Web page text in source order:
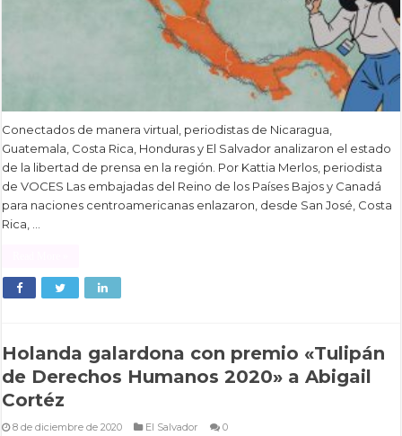
Conectados de manera virtual, periodistas de Nicaragua,
Guatemala, Costa Rica, Honduras y El Salvador analizaron el estado
de la libertad de prensa en la región. Por Kattia Merlos, periodista
de VOCES Las embajadas del Reino de los Países Bajos y Canadá
para naciones centroamericanas enlazaron, desde San José, Costa
Rica, …
Holanda galardona con premio «Tulipán
de Derechos Humanos 2020» a Abigail
Cortéz
8 de diciembre de 2020 El Salvador 0